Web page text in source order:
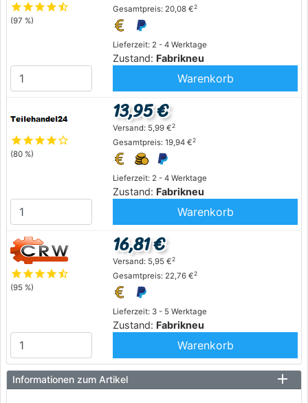
starstarstarstarstar_half
(97 %)
Lieferzeit: 2 - 4 Werktage
Zustand: Fabrikneu
Gesamtpreis: 20,08 €2
Warenkorb
starstarstarstarstar_outline
(80 %)
Lieferzeit: 2 - 4 Werktage
Zustand: Fabrikneu
13,95 €
Versand: 5,99 €2
Gesamtpreis: 19,94 €2
Warenkorb
starstarstarstarstar_half
(95 %)
Lieferzeit: 3 - 5 Werktage
Zustand: Fabrikneu
16,81 €
Versand: 5,95 €2
Gesamtpreis: 22,76 €2
Warenkorb
Informationen zum Artikel